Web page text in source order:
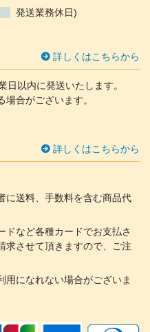
発送業務休日)
詳しくはこちらから
日以内に発送いたします。
合がございます。
詳しくはこちらから
に送料、手数料を含む商品代
など各種カードでお支払さ
求させて頂きますので、ご注
用になれない場合がございま